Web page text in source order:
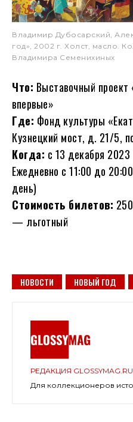
Владимир Дубосарский,
год», 2002 г. Холст, масло.
Владимира Семенихиных
Что: Выставочный проект
впервые»
Где: Фонд культуры
Кузнецкий мост, д. 21/5,
Когда: с 13 декабря
Ежедневно c 11:00 до
день)
Стоимость билетов:
— льготный
НОВОСТИ НОВЫЙ ГОД
РЕДАКЦИЯ GLOSSYMAG.RU
Для коллекционеров